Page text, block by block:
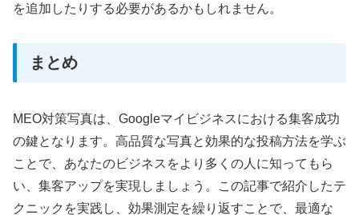
を追加したりする必要があるかもしれません。
まとめ
MEO対策写真は、Googleマイビジネスにおける集客成功
の鍵となります。高品質な写真と効果的な投稿方法を学ぶ
ことで、あなたのビジネスをより多くの人に知ってもら
い、集客アップを実現しましょう。この記事で紹介したテ
クニックを実践し、効果測定を繰り返すことで、最適な